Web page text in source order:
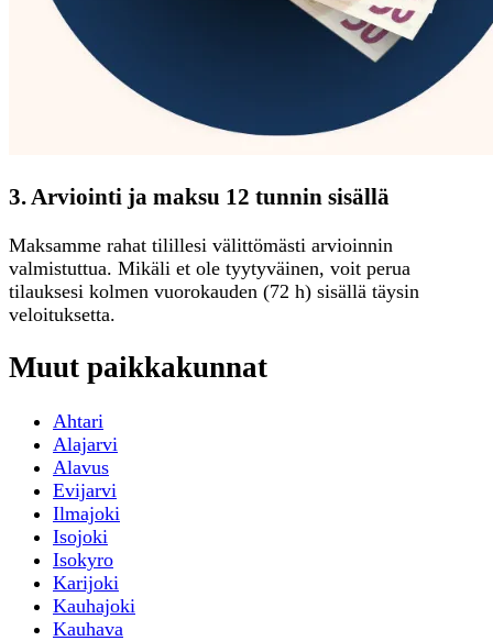
3. Arviointi ja maksu 12 tunnin sisällä
Maksamme rahat tilillesi välittömästi arvioinnin
valmistuttua. Mikäli et ole tyytyväinen, voit perua
tilauksesi kolmen vuorokauden (72 h) sisällä täysin
veloituksetta.
Muut paikkakunnat
Ahtari
Alajarvi
Alavus
Evijarvi
Ilmajoki
Isojoki
Isokyro
Karijoki
Kauhajoki
Kauhava